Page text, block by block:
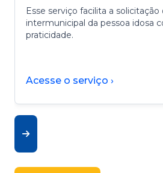
Esse serviço facilita a solicitação
intermunicipal da pessoa idosa
praticidade.
Acesse o serviço ›